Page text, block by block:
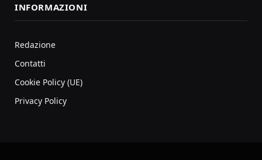
INFORMAZIONI
Redazione
Contatti
Cookie Policy (UE)
Privacy Policy